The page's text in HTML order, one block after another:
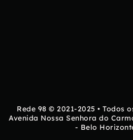
Rede 98 © 2021-2025 • Todos
Avenida Nossa Senhora do
- Belo